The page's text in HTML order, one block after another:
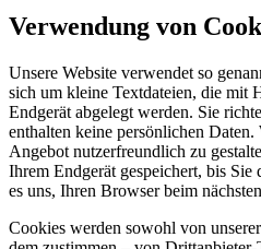
Verwendung von
Unsere Website verwendet so
sich um kleine Textdateien, die mit
Endgerät abgelegt werden. Sie
enthalten keine persönlichen
Angebot nutzerfreundlich zu
Ihrem Endgerät gespeichert, bis Sie
es uns, Ihren Browser beim
Cookies werden sowohl von